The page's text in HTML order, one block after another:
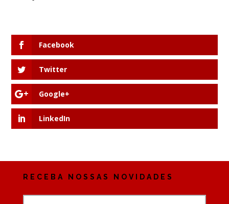
Facebook
Twitter
Google+
LinkedIn
RECEBA NOSSAS NOVIDADES